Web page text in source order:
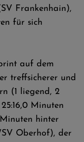
Frankenhain),
für sich
auf dem
treffsicherer und
(1 liegend, 2
Minuten
hinter
Oberhof), der